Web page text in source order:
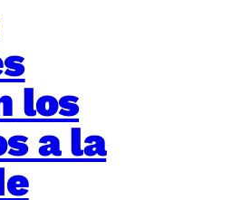
los
a la